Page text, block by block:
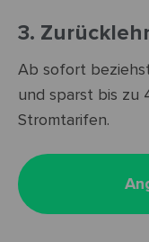
3.
Ab sofort
und sparst bis zu
Stromtarifen.